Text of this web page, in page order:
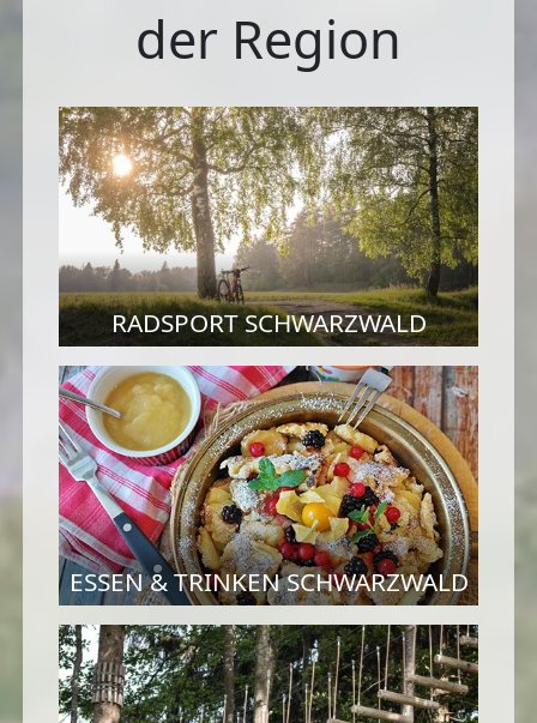
der Region
RADSPORT SCHWARZWALD
ESSEN & TRINKEN SCHWARZWALD